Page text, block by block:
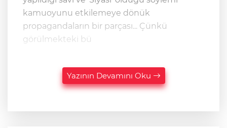
kamuoyunu etkilemeye dönük
propagandaların bir parçası... Çünkü
görülmekteki bü
Yazının Devamını Oku